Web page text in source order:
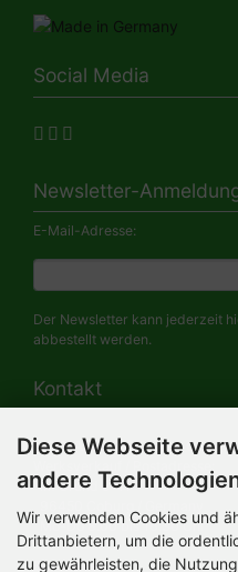
Social Media
Newsletter-
E-Mail-Adresse:
Der Newsletter kann jederzeit
abbestellt werden.
Kontakt
HERMANN-Spielwaren GmbH
Werksverkauf / Postadresse:
Im Grund 9-11
Mo-Do 8.00 bis 16.30 Uhr
Bürozeiten:
Diese Webseite
andere
Wir verwenden Cookies und
Drittanbietern, um die
zu gewährleisten, die